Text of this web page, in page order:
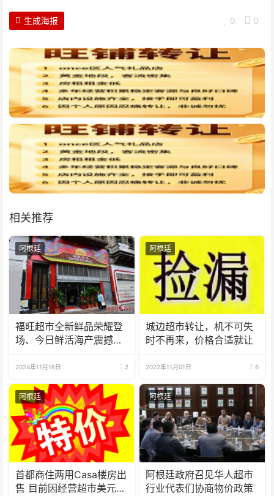
0 0
生成海报
相关推荐
阿根廷
福旺超市全新鲜品荣耀登
场、今日鲜活海产震撼来
2024年11月16日 2
阿根廷
城边超市转让，机不可失
时不再来，价格合适就让
2022年11月01日 6
阿根廷
首都商住两用Casa楼房出
售 目前因经营超市美元月
阿根廷
阿根廷政府召见华人超市
行业代表们协商物价政策